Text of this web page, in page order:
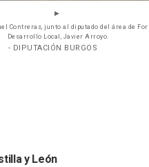
Contreras, junto al diputado del área de
Desarrollo Local, Javier Arroyo.
- DIPUTACIÓN BURGOS
y León